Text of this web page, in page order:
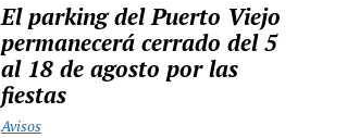
El parking del Puerto Viejo
permanecerá cerrado del 5
al 18 de agosto por las
fiestas
Avisos